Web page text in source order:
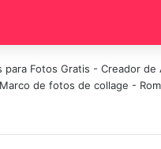
para Fotos Gratis - Creador de
Marco de fotos de collage -